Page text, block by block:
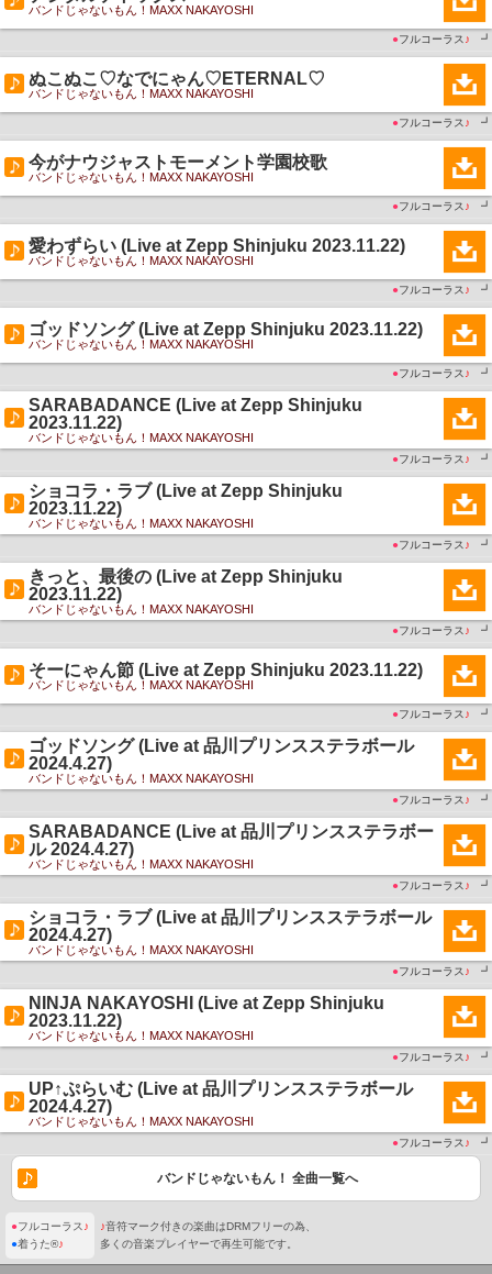
バンドじゃないもん！MAXX NAKAYOSHI
●フルコーラス ♪ ┛
ぬこぬこ♡なでにゃん♡ETERNAL♡
バンドじゃないもん！MAXX NAKAYOSHI
●フルコーラス ♪ ┛
今がナウジャストモーメント学園校歌
バンドじゃないもん！MAXX NAKAYOSHI
●フルコーラス ♪ ┛
愛わずらい (Live at Zepp Shinjuku 2023.11.22)
バンドじゃないもん！MAXX NAKAYOSHI
●フルコーラス ♪ ┛
ゴッドソング (Live at Zepp Shinjuku 2023.11.22)
バンドじゃないもん！MAXX NAKAYOSHI
●フルコーラス ♪ ┛
SARABADANCE (Live at Zepp Shinjuku
2023.11.22)
バンドじゃないもん！MAXX NAKAYOSHI
●フルコーラス ♪ ┛
ショコラ・ラブ (Live at Zepp Shinjuku
2023.11.22)
バンドじゃないもん！MAXX NAKAYOSHI
●フルコーラス ♪ ┛
きっと、最後の (Live at Zepp Shinjuku
2023.11.22)
バンドじゃないもん！MAXX NAKAYOSHI
●フルコーラス ♪ ┛
そーにゃん節 (Live at Zepp Shinjuku 2023.11.22)
バンドじゃないもん！MAXX NAKAYOSHI
●フルコーラス ♪ ┛
ゴッドソング (Live at 品川プリンスステラボール
2024.4.27)
バンドじゃないもん！MAXX NAKAYOSHI
●フルコーラス ♪ ┛
SARABADANCE (Live at 品川プリンスステラボー
ル 2024.4.27)
バンドじゃないもん！MAXX NAKAYOSHI
●フルコーラス ♪ ┛
ショコラ・ラブ (Live at 品川プリンスステラボール
2024.4.27)
バンドじゃないもん！MAXX NAKAYOSHI
●フルコーラス ♪ ┛
NINJA NAKAYOSHI (Live at Zepp Shinjuku
2023.11.22)
バンドじゃないもん！MAXX NAKAYOSHI
●フルコーラス ♪ ┛
UP↑ぷらいむ (Live at 品川プリンスステラボール
2024.4.27)
バンドじゃないもん！MAXX NAKAYOSHI
●フルコーラス ♪ ┛
バンドじゃないもん！ 全曲一覧へ
●フルコーラス ♪
●着うた®♪
♪音符マーク付きの楽曲はDRMフリーの為、
多くの音楽プレイヤーで再生可能です。